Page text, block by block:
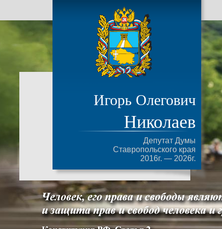
Игорь Олегович
Николаев
Депутат Думы
Ставропольского края
2016г. — 2026г.